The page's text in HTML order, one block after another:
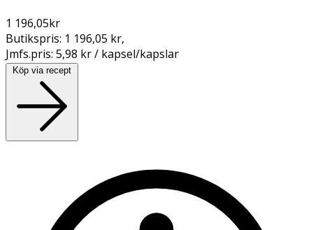
1 196,05kr
Butikspris: 1 196,05 kr,
Jmfs.pris: 5,98 kr / kapsel/kapslar
Köp via recept